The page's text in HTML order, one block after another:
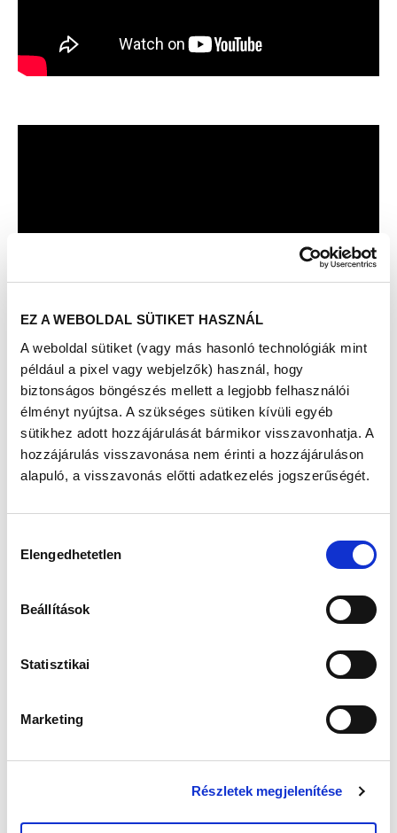
EZ A WEBOLDAL SÜTIKET HASZNÁL
A weboldal sütiket (vagy más hasonló technológiák mint
például a pixel vagy webjelzők) használ, hogy
biztonságos böngészés mellett a legjobb felhasználói
élményt nyújtsa. A szükséges sütiken kívüli egyéb
sütikhez adott hozzájárulását bármikor visszavonhatja. A
hozzájárulás visszavonása nem érinti a hozzájáruláson
alapuló, a visszavonás előtti adatkezelés jogszerűségét.
kiválasztása
Elengedhetetlen
Beállítások
Statisztikai
Marketing
Részletek megjelenítése